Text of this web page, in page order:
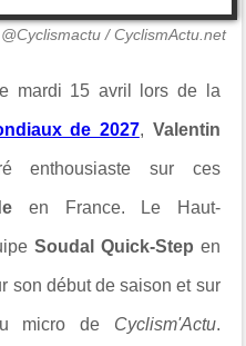
/ CyclismActu.net
mardi 15 avril lors de la
de 2027, Valentin
enthousiaste sur ces
en France. Le Haut-
Soudal Quick-Step en
son début de saison et sur
micro de Cyclism'Actu.